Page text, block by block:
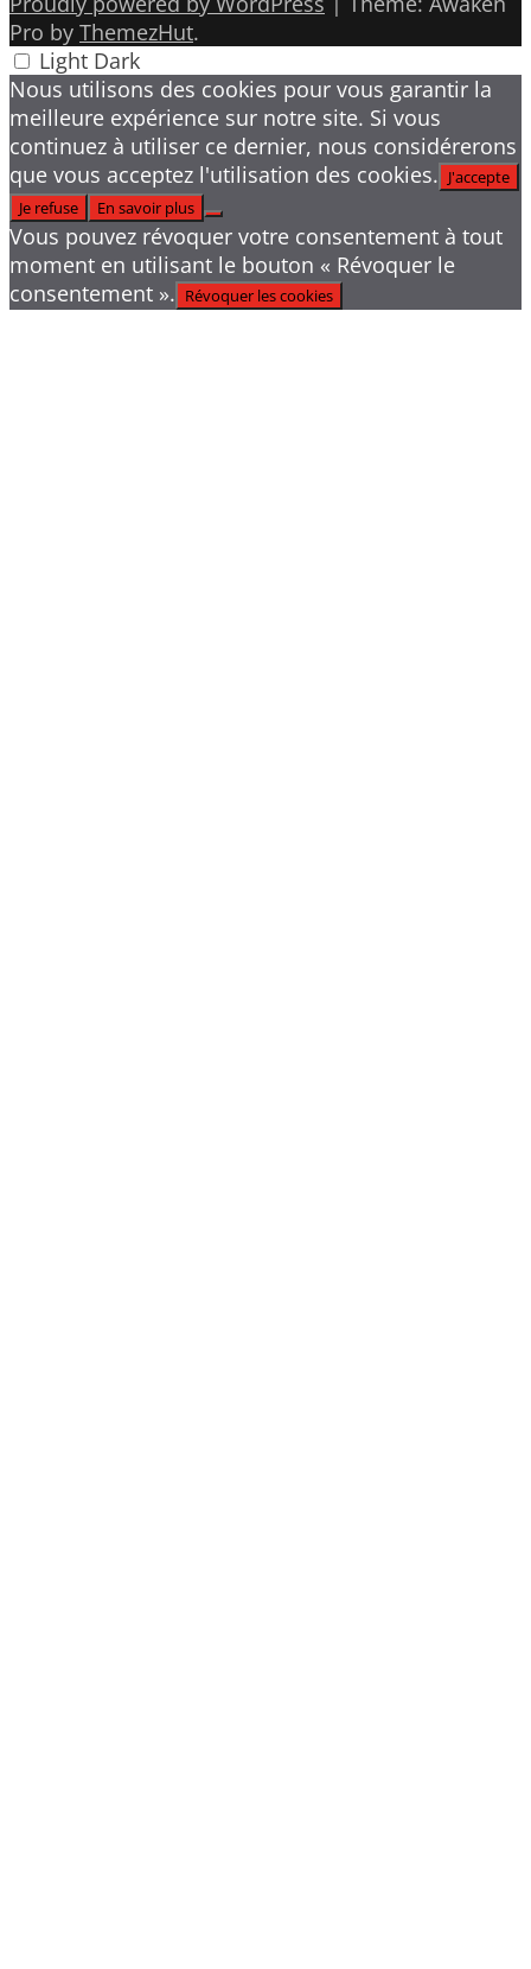
Pro by ThemezHut.
Light Dark
Nous utilisons des cookies pour vous garantir la
meilleure expérience sur notre site. Si vous
continuez à utiliser ce dernier, nous considérerons
que vous acceptez l'utilisation des cookies. J'accepte
Je refuse
En savoir plus
Vous pouvez révoquer votre consentement à tout
moment en utilisant le bouton « Révoquer le
consentement ». Révoquer les cookies